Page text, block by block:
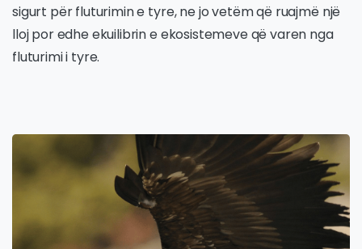
sigurt për fluturimin e tyre, ne jo vetëm që ruajmë një
lloj por edhe ekuilibrin e ekosistemeve që varen nga
fluturimi i tyre.